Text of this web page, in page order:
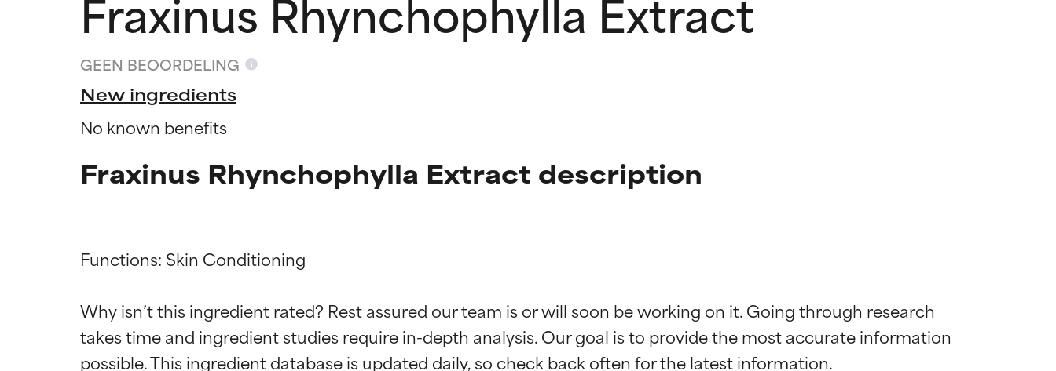
GEEN BEOORDELING
New ingredients
No known benefits
Fraxinus Rhynchophylla Extract description
Functions: Skin Conditioning
Why isn’t this ingredient rated? Rest assured our team is or will soon be working on it. Going through research
takes time and ingredient studies require in-depth analysis. Our goal is to provide the most accurate information
Beoordelingen van ingrediënten
BESTE
Beoordelingen van ingrediënten
BESTE